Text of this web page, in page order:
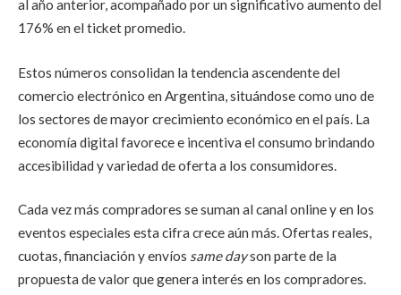
al año anterior, acompañado por un significativo aumento del
176% en el ticket promedio.
Estos números consolidan la tendencia ascendente del
comercio electrónico en Argentina, situándose como uno de
los sectores de mayor crecimiento económico en el país. La
economía digital favorece e incentiva el consumo brindando
accesibilidad y variedad de oferta a los consumidores.
Cada vez más compradores se suman al canal online y en los
eventos especiales esta cifra crece aún más. Ofertas reales,
cuotas, financiación y envíos same dayson parte de la
propuesta de valor que genera interés en los compradores.